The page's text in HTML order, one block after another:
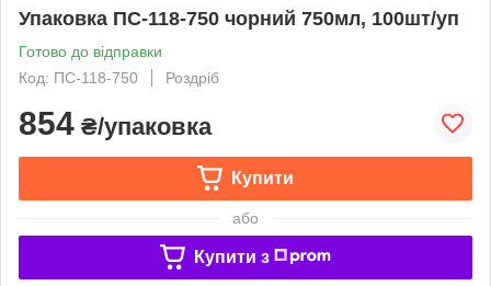
Упаковка ПС-118-750 чорний 750мл, 100шт/уп
Готово до відправки
Код: ПС-118-750
Роздріб
854 ₴/упаковка
Купити
або
Купити з